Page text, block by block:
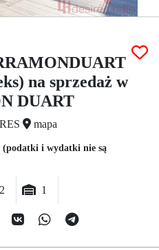
na sprzedaż w
DUART
mapa
(podatki i wydatki nie są
2 1